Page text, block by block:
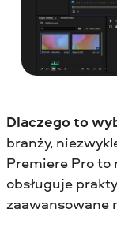
Dlaczego to
branży,
Premiere Pro to
obsługuje
zaawansowane